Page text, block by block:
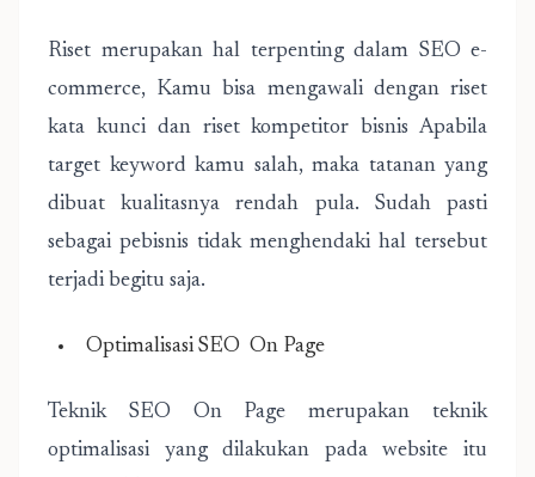
Riset merupakan hal terpenting dalam SEO e-
commerce, Kamu bisa mengawali dengan riset
kata kunci dan riset kompetitor bisnis Apabila
target keyword kamu salah, maka tatanan yang
dibuat kualitasnya rendah pula. Sudah pasti
sebagai pebisnis tidak menghendaki hal tersebut
terjadi begitu saja.
Optimalisasi SEO On Page
Teknik SEO On Page merupakan teknik
optimalisasi yang dilakukan pada website itu